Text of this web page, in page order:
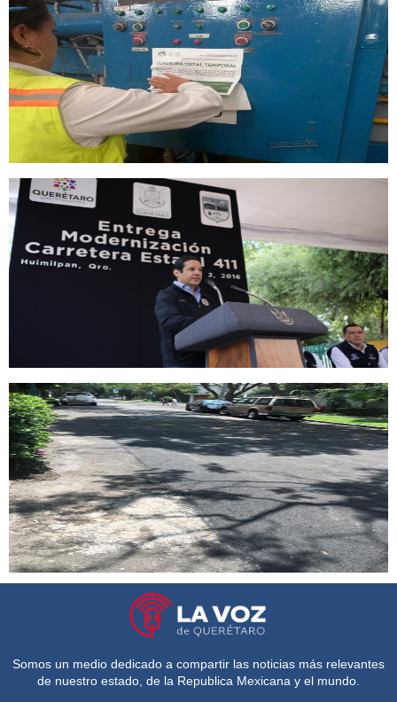
Somos un medio dedicado a compartir las noticias más relevantes
de nuestro estado, de la Republica Mexicana y el mundo.